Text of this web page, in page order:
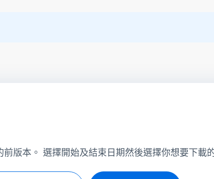
版本。 選擇開始及結束日期然後選擇你想要下載